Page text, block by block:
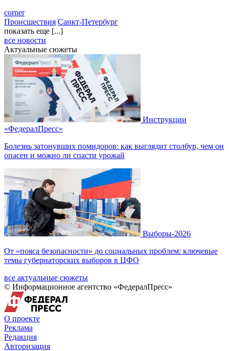
corner
Происшествия Санкт-Петербург
показать еще [...]
все новости
Актуальные сюжеты
Инструкции
«ФедералПресс»
Болезнь затонувших помидоров: как выглядит столбур, чем он
опасен и можно ли спасти урожай
Выборы-2026
От «пояса безопасности» до социальных проблем: ключевые
темы губернаторских выборов в ЦФО
все актуальные сюжеты
© Информационное агентство «ФедералПресс»
О проекте
Реклама
Редакция
Авторизация